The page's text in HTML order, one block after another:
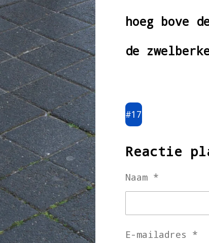
hoeg bove
de
#17
Reactie
Naam *
E-mailadres *